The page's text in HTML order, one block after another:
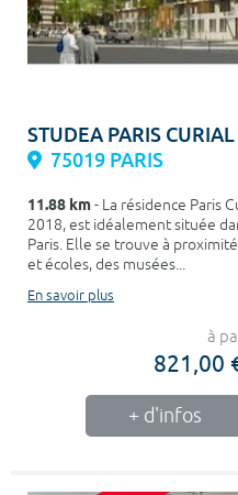
STUDEA PARIS CURIAL
75019 PARIS
11.88 km- La résidence Paris
2018, est idéalement située
Paris. Elle se trouve à
et écoles, des musées...
En savoir plus
à
821,00
+ d'infos